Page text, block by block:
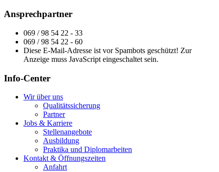
Ansprechpartner
069 / 98 54 22 - 33
069 / 98 54 22 - 60
Diese E-Mail-Adresse ist vor Spambots geschützt! Zur
Anzeige muss JavaScript eingeschaltet sein.
Info-Center
Wir über uns
Qualitätssicherung
Partner
Jobs & Karriere
Stellenangebote
Ausbildung
Praktika und Diplomarbeiten
Kontakt & Öffnungszeiten
Anfahrt